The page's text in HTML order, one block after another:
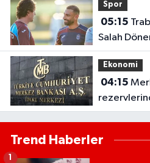
Spor
05:15
Salah
Futbolcu İlk
Ekonomi
04:15
haftada
Trend Haberler
1